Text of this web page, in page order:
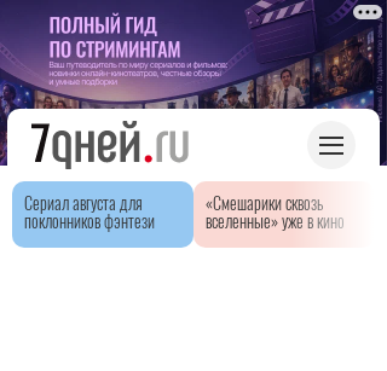
Сериал августа для
поклонников фэнтези
«Смешарики сквозь
вселенные» уже в кино